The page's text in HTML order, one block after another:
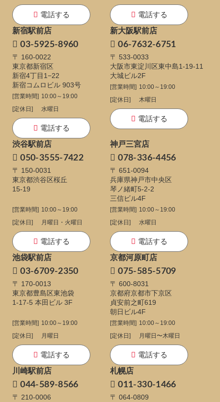
電話する
電話する
新宿駅前店
03-5925-8960
〒 160-0022
東京都新宿区
新宿4丁目1−22
新宿コムロビル 903号
[営業時間] 10:00～19:00
[定休日]
水曜日
電話する
新大阪駅前店
06-7632-6751
〒 533-0033
大阪市東淀川区東中島1-19-11
大城ビル2F
[営業時間] 10:00～19:00
[定休日]
木曜日
電話する
渋谷駅前店
050-3555-7422
〒 150-0031
東京都渋谷区桜丘
15-19
[営業時間] 10:00～19:00
[定休日]
月曜日・火曜日
電話する
神戸三宮店
078-336-4456
〒 651-0094
兵庫県神戸市中央区
琴ノ緒町5-2-2
三信ビル4F
[営業時間] 10:00～19:00
[定休日]
水曜日
電話する
池袋駅前店
03-6709-2350
〒 170-0013
東京都豊島区東池袋
1-17-5 本田ビル 3F
[営業時間] 10:00～19:00
[定休日]
月曜日
電話する
京都河原町店
075-585-5709
〒 600-8031
京都府京都市下京区
貞安前之町619
朝日ビル4F
[営業時間] 10:00～19:00
[定休日]
月曜日〜木曜日
電話する
川崎駅前店
044-589-8566
〒 210-0006
札幌店
011-330-1466
〒 064-0809